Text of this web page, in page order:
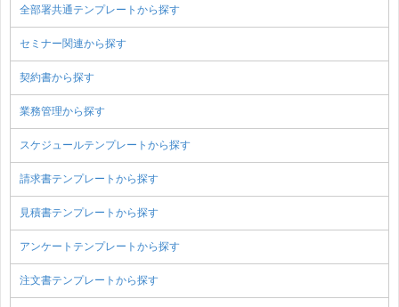
全部署共通テンプレートから探す
セミナー関連から探す
契約書から探す
業務管理から探す
スケジュールテンプレートから探す
請求書テンプレートから探す
見積書テンプレートから探す
アンケートテンプレートから探す
注文書テンプレートから探す